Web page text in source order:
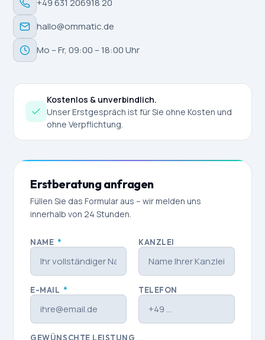
+49 631 206918 20
hallo@ommatic.de
Mo – Fr, 09:00 – 18:00 Uhr
Kostenlos & unverbindlich.
Unser Erstgespräch ist für Sie ohne Kosten und
ohne Verpflichtung.
Erstberatung anfragen
Füllen Sie das Formular aus – wir melden uns
innerhalb von 24 Stunden.
NAME * KANZLEI
E-MAIL * TELEFON
GEWÜNSCHTE LEISTUNG